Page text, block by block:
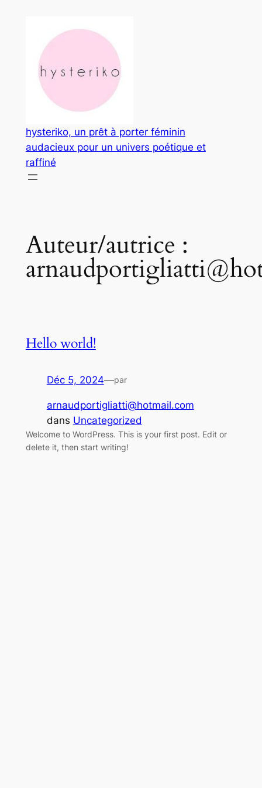
hysteriko, un prêt à porter féminin
audacieux pour un univers poétique et
raffiné
Auteur/autrice :
Hello world!
Déc 5, 2024—par
arnaudportigliatti@hotmail.com
dans Uncategorized
Welcome to WordPress. This is your first post. Edit or
delete it, then start writing!